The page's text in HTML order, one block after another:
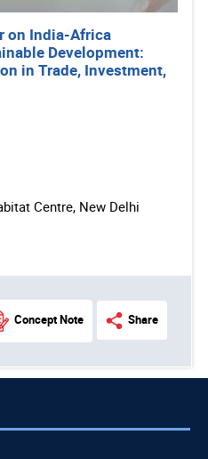
on India-Africa
Development:
in Trade, Investment,
Centre, New Delhi
Concept Note Share